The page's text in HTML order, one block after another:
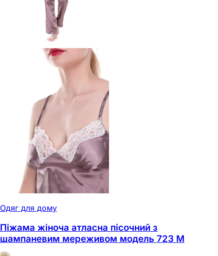
Одяг для дому
Піжама жіноча атласна пісочний з
шампаневим мереживом модель 723 M